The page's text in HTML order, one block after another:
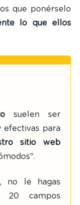
que ponérselo
lo que ellos
suelen ser
efectivas para
sitio web
, no le hagas
20 campos